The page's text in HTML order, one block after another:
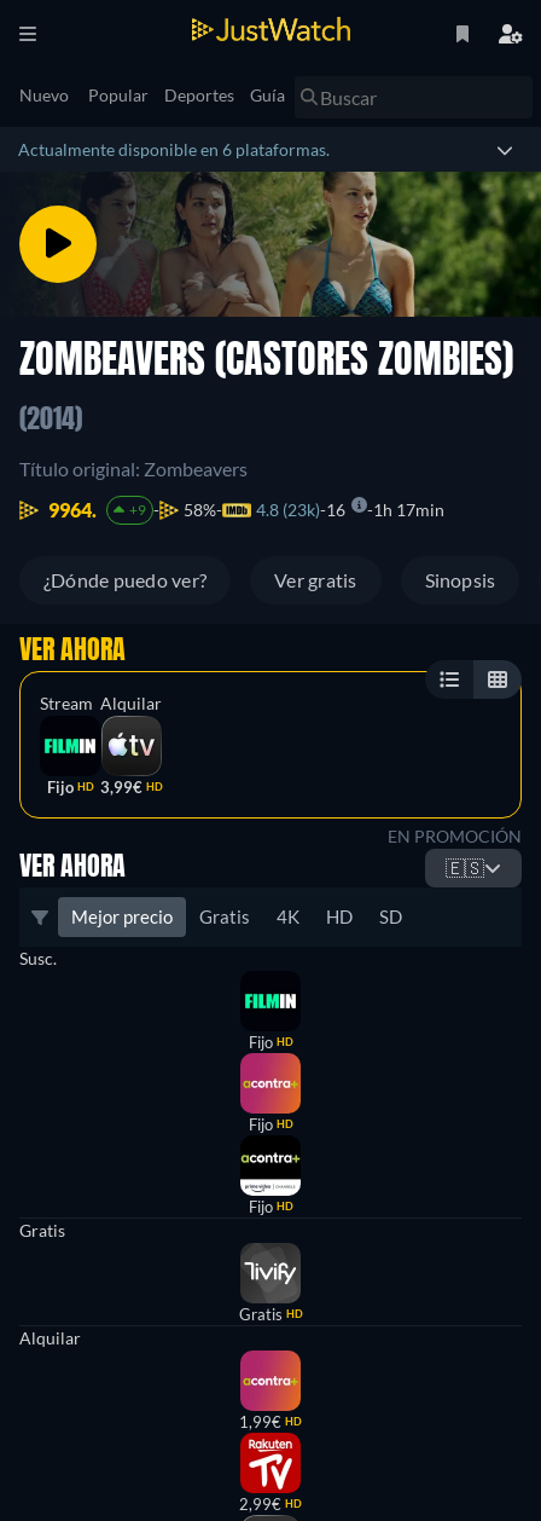
Nuevo Popular Deportes Guía
Actualmente disponible en 6 plataformas.
ZOMBEAVERS (CASTORES ZOMBIES)
(2014)
Título original: Zombeavers
9964.
+9 58% 4.8 (23k) 16 1h 17min
¿Dónde puedo ver? Ver gratis Sinopsis
VER AHORA
Stream
Fijo HD
Alquilar
3,99€ HD
EN PROMOCIÓN
VER AHORA 🇪🇸
Mejor precio Gratis 4K HD SD
Susc.
Fijo HD
Fijo HD
Fijo HD
Gratis
Gratis HD
Alquilar
1,99€ HD
2,99€ HD